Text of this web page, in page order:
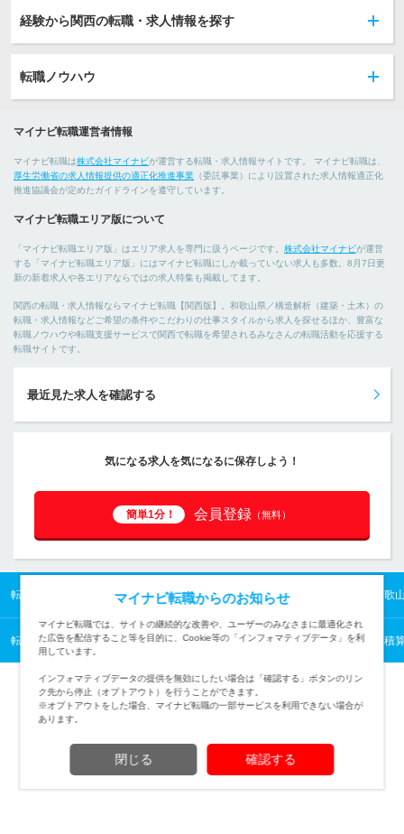
経験から関西の転職・求人情報を探す
転職ノウハウ
マイナビ転職運営者情報
マイナビ転職は株式会社マイナビが運営する転職・求人情報サイトです。 マイナビ転職は、
厚生労働省の求人情報提供の適正化推進事業 （委託事業）により設置された求人情報適正化
推進協議会が定めたガイドラインを遵守しています。
マイナビ転職エリア版について
「マイナビ転職エリア版」はエリア求人を専門に扱うページです。 株式会社マイナビが運営
する「マイナビ転職エリア版」にはマイナビ転職にしか載っていない求人も多数。8月7日更
新の新着求人や各エリアならではの求人特集も掲載してます。
関西の転職・求人情報ならマイナビ転職【関西版】。和歌山県／構造解析（建築・土木）の
転職・求人情報などご希望の条件やこだわりの仕事スタイルから求人を探せるほか、豊富な
転職ノウハウや転職支援サービスで関西で転職を希望されるみなさんの転職活動を応援する
転職サイトです。
最近見た求人を確認する
気になる求人を気になるに保存しよう！
簡単1分！ 会員登録 （無料）
転職TOP 関西の転職・求人情報TOP 和歌山県の転職・求人情報TOP 和歌
転職TOP 建築・土木から探す 建築・土木の転職・求人情報一覧 設計・積
(c) Mynavi Corporation
マイナビ転職からのお知らせ
マイナビ転職では、サイトの継続的な改善や、ユーザーのみなさまに最適化され
た広告を配信すること等を目的に、Cookie等の「インフォマティブデータ」を利
用しています。
インフォマティブデータの提供を無効にしたい場合は「確認する」ボタンのリン
ク先から停止（オプトアウト）を行うことができます。
※オプトアウトをした場合、マイナビ転職の一部サービスを利用できない場合が
あります。
閉じる 確認する